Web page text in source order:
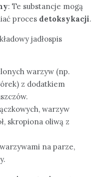
: Te substancje mogą
proces detoksykacji.
jadłospis
warzyw (np.
z dodatkiem
warzyw
skropiona oliwą z
na parze,